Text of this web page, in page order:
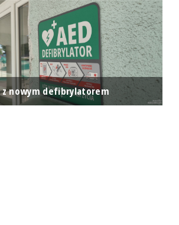
z nowym defibrylatorem